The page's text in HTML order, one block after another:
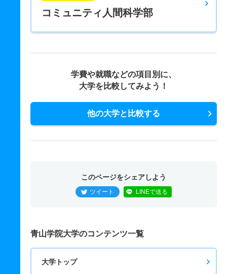
コミュニティ人間科学部
学費や就職などの項目別に、
大学を比較してみよう！
他の大学と比較する
このページをシェアしよう
ツイート LINEで送る
青山学院大学のコンテンツ一覧
大学トップ